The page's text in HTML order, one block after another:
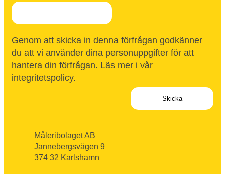
Genom att skicka in denna förfrågan godkänner
du att vi använder dina personuppgifter för att
hantera din förfrågan. Läs mer i vår
integritetspolicy.
Måleribolaget AB
Jannebergsvägen 9
374 32 Karlshamn